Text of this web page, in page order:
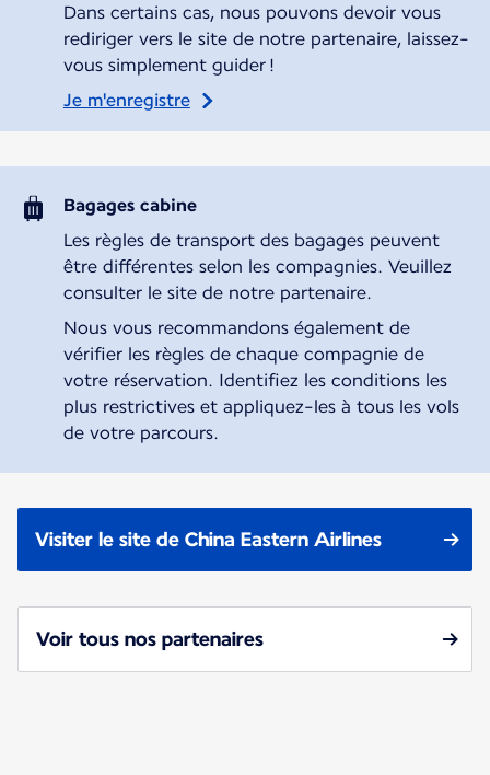
Dans certains cas, nous pouvons devoir vous
rediriger vers le site de notre partenaire, laissez-
vous simplement guider !
Je m'enregistre
Bagages cabine
Les règles de transport des bagages peuvent
être différentes selon les compagnies. Veuillez
consulter le site de notre partenaire.
Nous vous recommandons également de
vérifier les règles de chaque compagnie de
votre réservation. Identifiez les conditions les
plus restrictives et appliquez-les à tous les vols
de votre parcours.
Visiter le site de China Eastern Airlines
Voir tous nos partenaires